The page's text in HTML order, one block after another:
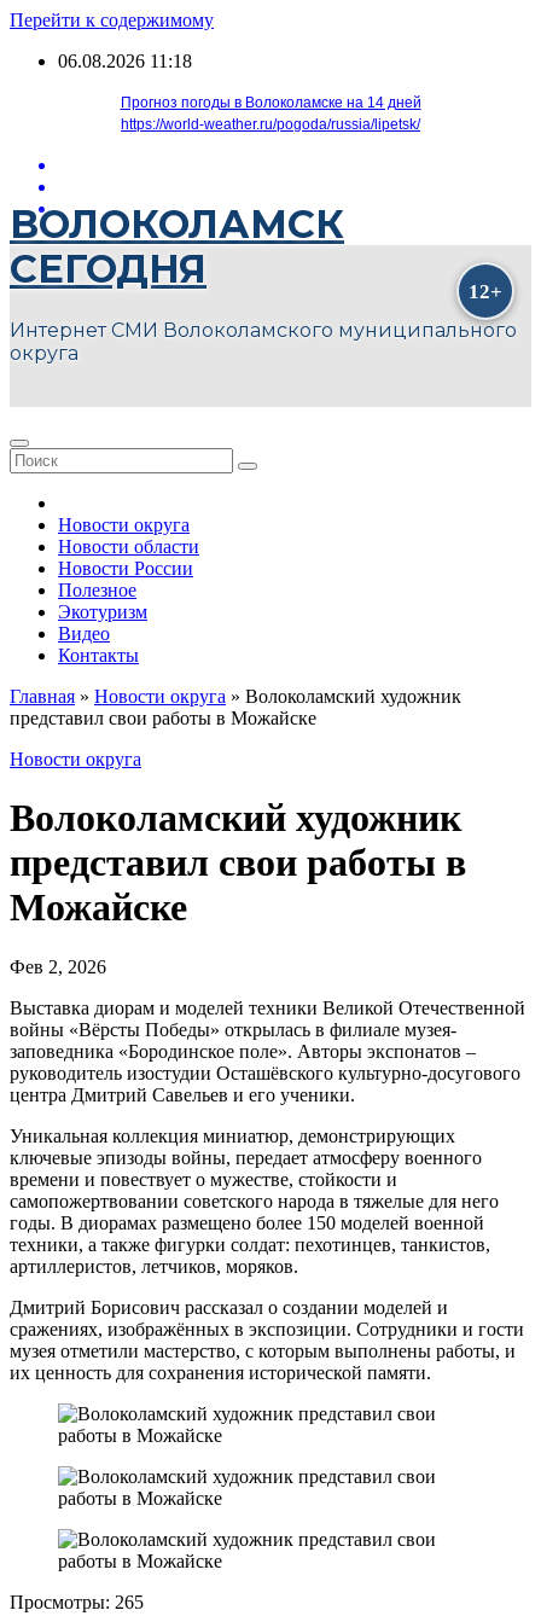
Перейти к содержимому
06.08.2026 11:18
Прогноз погоды в Волоколамске на 14 дней
https://world-weather.ru/pogoda/russia/lipetsk/
ВОЛОКОЛАМСК
СЕГОДНЯ
Интернет СМИ Волоколамского муниципального
округа
Новости округа
Новости области
Новости России
Полезное
Экотуризм
Видео
Контакты
Главная » Новости округа » Волоколамский художник
представил свои работы в Можайске
Новости округа
Волоколамский художник
представил свои работы в
Можайске
Фев 2, 2026
Выставка диорам и моделей техники Великой Отечественной
войны «Вёрсты Победы» открылась в филиале музея-
заповедника «Бородинское поле». Авторы экспонатов –
руководитель изостудии Осташёвского культурно-досугового
центра Дмитрий Савельев и его ученики.
Уникальная коллекция миниатюр, демонстрирующих
ключевые эпизоды войны, передает атмосферу военного
времени и повествует о мужестве, стойкости и
самопожертвовании советского народа в тяжелые для него
годы. В диорамах размещено более 150 моделей военной
техники, а также фигурки солдат: пехотинцев, танкистов,
артиллеристов, летчиков, моряков.
Дмитрий Борисович рассказал о создании моделей и
сражениях, изображённых в экспозиции. Сотрудники и гости
музея отметили мастерство, с которым выполнены работы, и
их ценность для сохранения исторической памяти.
Просмотры: 265